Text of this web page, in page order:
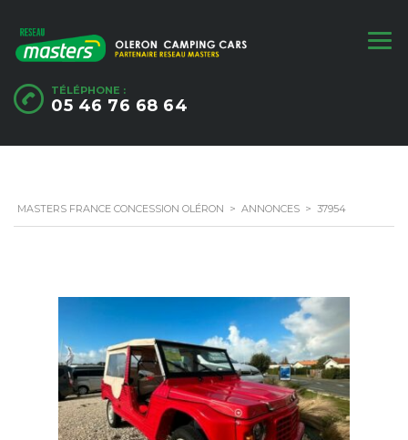
TÉLÉPHONE :
05 46 76 68 64
MASTERS FRANCE CONCESSION OLÉRON > ANNONCES > 37954